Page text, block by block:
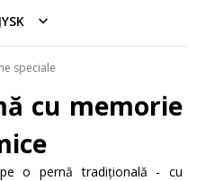
speciale
cu memorie
o pernă tradițională - cu